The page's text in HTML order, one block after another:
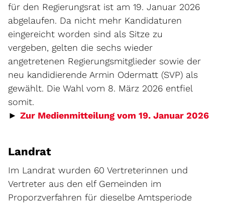
für den Regierungsrat ist am 19. Januar 2026
abgelaufen. Da nicht mehr Kandidaturen
eingereicht worden sind als Sitze zu
vergeben, gelten die sechs wieder
angetretenen Regierungsmitglieder sowie der
neu kandidierende Armin Odermatt (SVP) als
gewählt. Die Wahl vom 8. März 2026 entfiel
somit.
► Zur Medienmitteilung vom 19. Januar 2026
Landrat
Im Landrat wurden 60 Vertreterinnen und
Vertreter aus den elf Gemeinden im
Proporzverfahren für dieselbe Amtsperiode